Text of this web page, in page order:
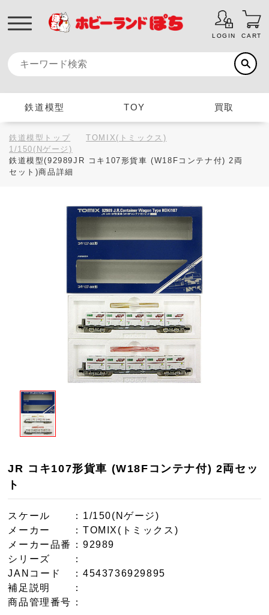
LOGIN CART
鉄道模型 TOY 買取
鉄道模型トップ
TOMIX(トミックス)
1/150(Nゲージ)
鉄道模型(92989JR コキ107形貨車 (W18Fコンテナ付) 2両
セット)商品詳細
JR コキ107形貨車 (W18Fコンテナ付) 2両セッ
ト
スケール
：1/150(Nゲージ)
メーカー
：TOMIX(トミックス)
メーカー品番
：92989
シリーズ
：
JANコード
：4543736929895
補足説明
：
商品管理番号 ：